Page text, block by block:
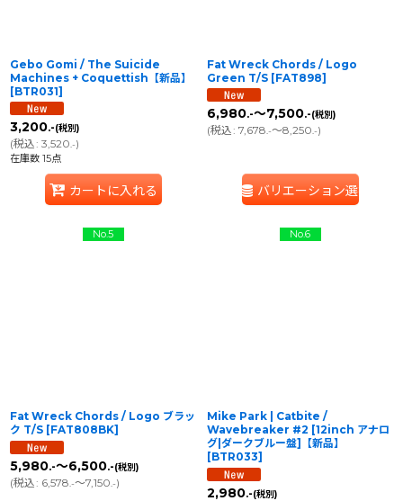
Gebo Gomi / The Suicide
Machines + Coquettish【新品】
[BTR031]
3,200.-(税別)
(税込: 3,520.-)
在庫数 15点
カートに入れる
Fat Wreck Chords / Logo
Green T/S [FAT898]
6,980.-～7,500.-(税別)
(税込: 7,678.-～8,250.-)
バリエーション選択
No.5
Fat Wreck Chords / Logo ブラッ
ク T/S [FAT808BK]
5,980.-～6,500.-(税別)
(税込: 6,578 .-～7,150 .-)
No.6
Mike Park | Catbite /
Wavebreaker #2 [12inch アナロ
グ|ダークブルー盤]【新品】
[BTR033]
2,980.-(税別)